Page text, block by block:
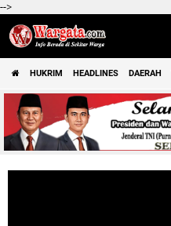
-->
HUKRIM HEADLINES DAERAH